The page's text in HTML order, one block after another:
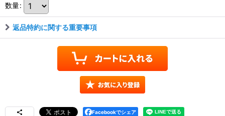
数量:
返品特約に関する重要事項
Facebookでシェア